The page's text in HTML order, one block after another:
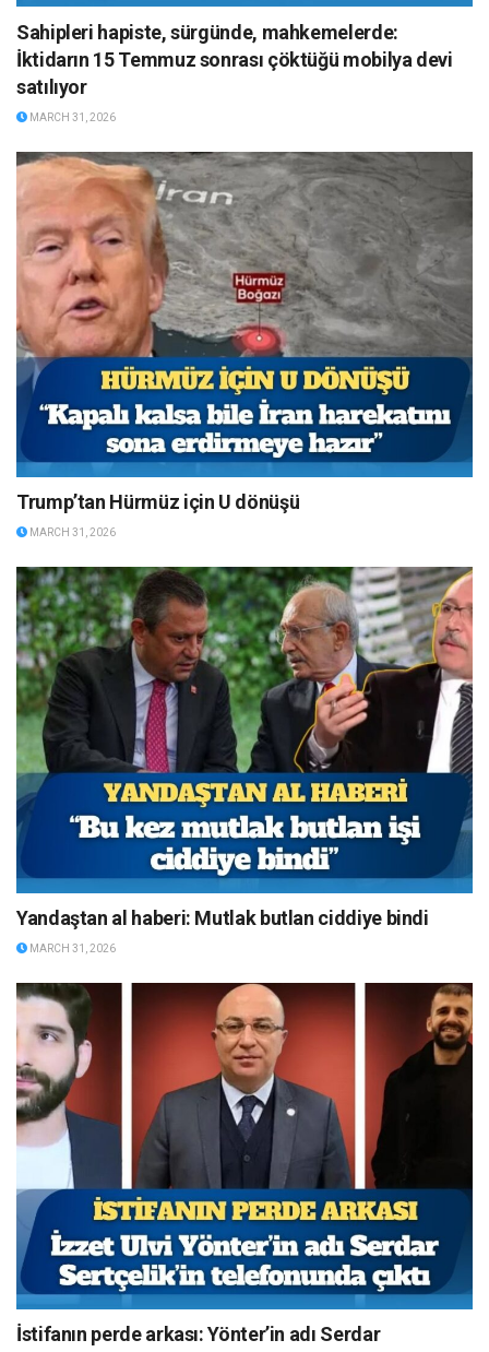
Sahipleri hapiste, sürgünde, mahkemelerde:
İktidarın 15 Temmuz sonrası çöktüğü mobilya devi
satılıyor
MARCH 31, 2026
Trump’tan Hürmüz için U dönüşü
MARCH 31, 2026
Yandaştan al haberi: Mutlak butlan ciddiye bindi
MARCH 31, 2026
İstifanın perde arkası: Yönter’in adı Serdar